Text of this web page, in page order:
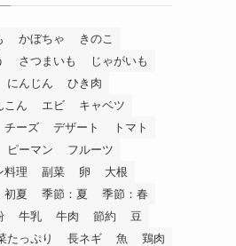
かぼちゃ
きのこ
さつまいも
じゃがいも
にんじん
ひき肉
こん エビ
キャベツ
チーズ デザート
トマト
ピーマン
フルーツ
料理 副菜 卵
大根
初夏 季節：夏
季節：春
牛乳 牛肉 節約
豆
たっぷり 長ネギ 魚 鶏肉